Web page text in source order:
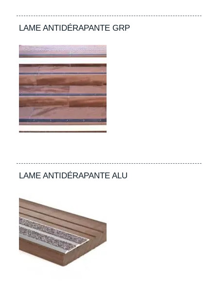
LAME ANTIDÉRAPANTE GRP
LAME ANTIDÉRAPANTE ALU